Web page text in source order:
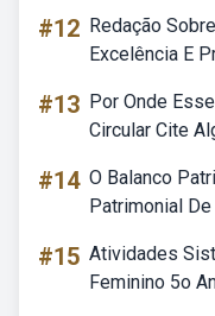
#12 Redação
Excelência E
#13 Por Onde
Circular Cite
#14 O Balanco
Patrimonial
#15 Atividades
Feminino 5o